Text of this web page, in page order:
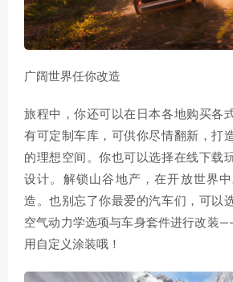
广阔世界任你改造
旅程中，你还可以在日本各地购买各
有可定制车库，可供你尽情翻新，打
的理想空间。你也可以选择在线下载
设计。解锁山谷地产，在开放世界
造。也别忘了你最爱的汽车们，可以
空气动力学选项与车身套件进行改装
用自定义涂装哦！